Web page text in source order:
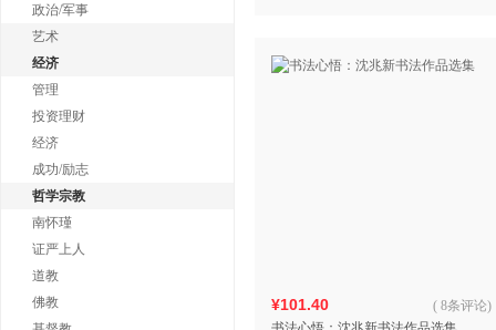
政治/军事
艺术
经济
管理
投资理财
经济
成功/励志
哲学宗教
南怀瑾
证严上人
道教
佛教
¥101.40 ( 8条评论)